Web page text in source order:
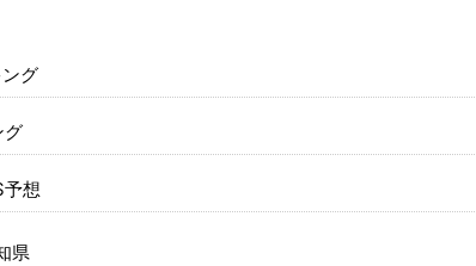
グ
グ
予想
県